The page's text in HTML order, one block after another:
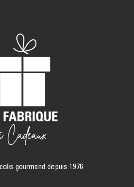
gourmand depuis 1976